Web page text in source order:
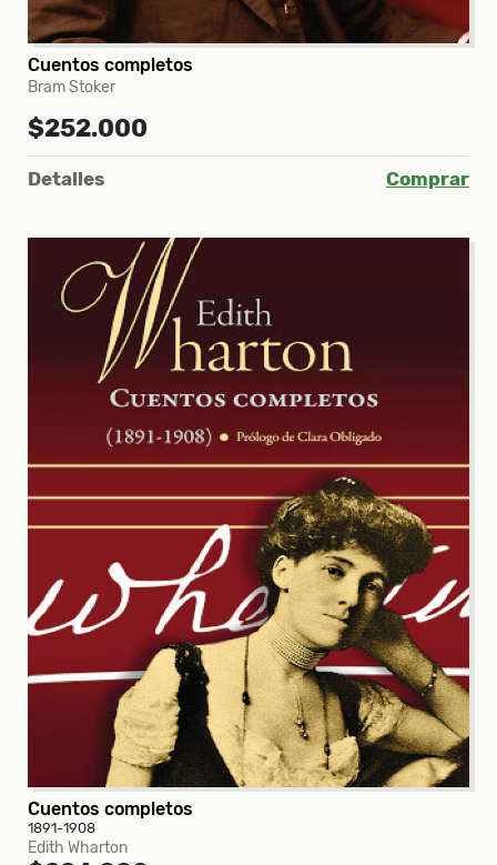
Cuentos completos
Bram Stoker
$252.000
Detalles Comprar
Cuentos completos
1891-1908
Edith Wharton